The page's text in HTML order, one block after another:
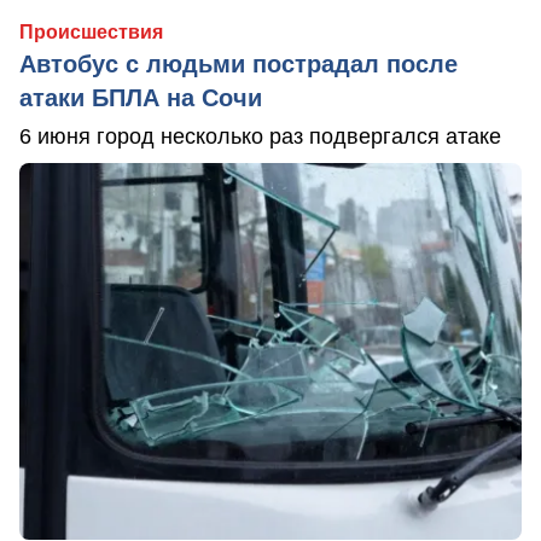
Происшествия
Автобус с людьми пострадал после
атаки БПЛА на Сочи
6 июня город несколько раз подвергался атаке